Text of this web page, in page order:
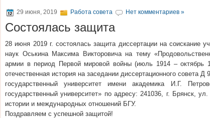
29 июня, 2019 Работа совета Нет комментариев »
Состоялась защита
28 июня 2019 г. состоялась защита диссертации на соискание
наук Оськина Максима Викторовича на тему
армии в период Первой мировой войны (июль 1914 – октябрь
отечественная история на заседании диссертационного совета
государственный университет имени академика И.Г.
государственный университет» по адресу: 241036, г. Брянск,
истории и международных отношений БГУ.
Поздравляем с успешной защитой!